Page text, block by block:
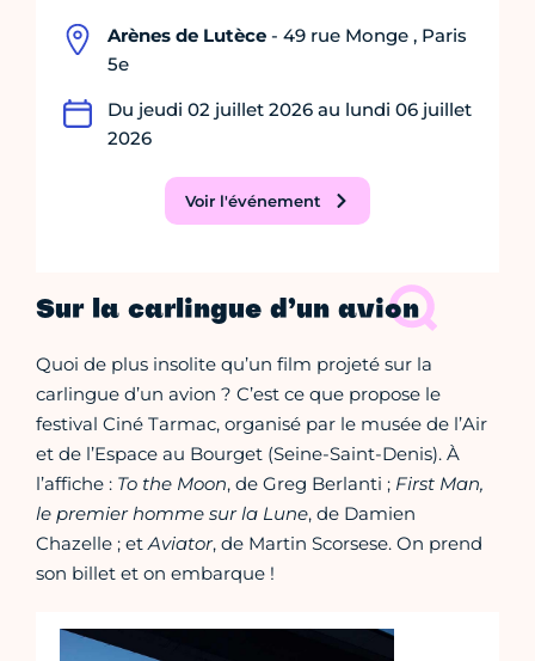
Arènes de Lutèce - 49 rue Monge , Paris
5e
Du jeudi 02 juillet 2026 au lundi 06 juillet
2026
Voir l'événement
Sur la carlingue d’un avion
Quoi de plus insolite qu’un film projeté sur la
carlingue d’un avion ? C’est ce que propose le
festival Ciné Tarmac, organisé par le musée de l’Air
et de l’Espace au Bourget (Seine-Saint-Denis). À
l’affiche : To the Moon, de Greg Berlanti ; First Man,
le premier homme sur la Lune, de Damien
Chazelle ; etAviator, de Martin Scorsese. On prend
son billet et on embarque !